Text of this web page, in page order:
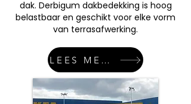
dak. Derbigum dakbedekking is hoog
belastbaar en geschikt voor elke vorm
van terrasafwerking.
LEES MEER